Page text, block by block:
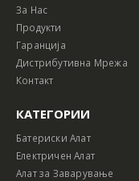
За Нас
Продукти
Гаранција
Дистрибутивна Мрежа
Контакт
КАТЕГОРИИ
Батериски Алат
Електричен Алат
Алат за Заварување